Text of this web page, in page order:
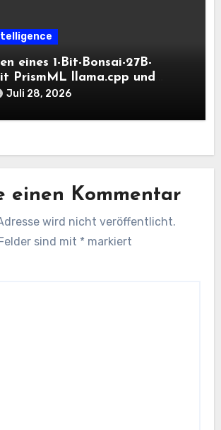
eines 1-Bit-Bonsai-27B-
PrismML llama.cpp und
lokalen Inferenz-
Juli 28, 2026
einen Kommentar
wird nicht veröffentlicht.
sind mit * markiert